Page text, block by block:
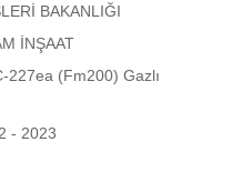
BAKANLIĞI
İNŞAAT
227ea (Fm200) Gazlı
- 2023